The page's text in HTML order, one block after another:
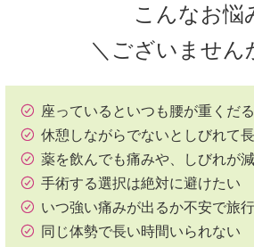
こんなお悩
＼ございません
座っているといつも腰が重くだ
休憩しながらでないとしびれて
薬を飲んでも痛みや、しびれが
手術する選択は絶対に避けたい
いつ強い痛みが出るか不安で旅
同じ体勢で長い時間いられない